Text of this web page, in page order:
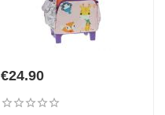
€24.90